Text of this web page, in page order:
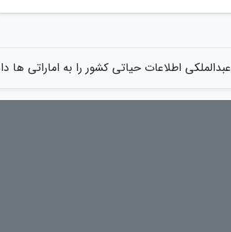
عبدالملکی اطلاعات حیاتی کشور را به اماراتی ها